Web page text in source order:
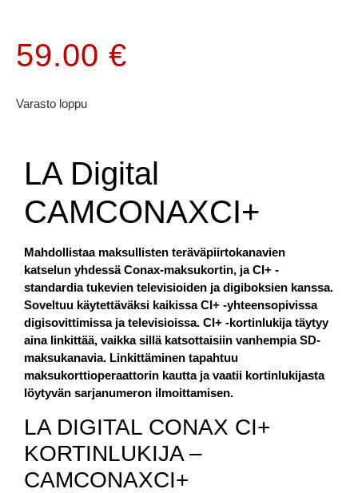
59.00 €
Varasto loppu
LA Digital
CAMCONAXCI+
Mahdollistaa maksullisten teräväpiirtokanavien
katselun yhdessä Conax-maksukortin, ja CI+ -
standardia tukevien televisioiden ja digiboksien kanssa.
Soveltuu käytettäväksi kaikissa CI+ -yhteensopivissa
digisovittimissa ja televisioissa. CI+ -kortinlukija täytyy
aina linkittää, vaikka sillä katsottaisiin vanhempia SD-
maksukanavia. Linkittäminen tapahtuu
maksukorttioperaattorin kautta ja vaatii kortinlukijasta
löytyvän sarjanumeron ilmoittamisen.
LA DIGITAL CONAX CI+
KORTINLUKIJA –
CAMCONAXCI+